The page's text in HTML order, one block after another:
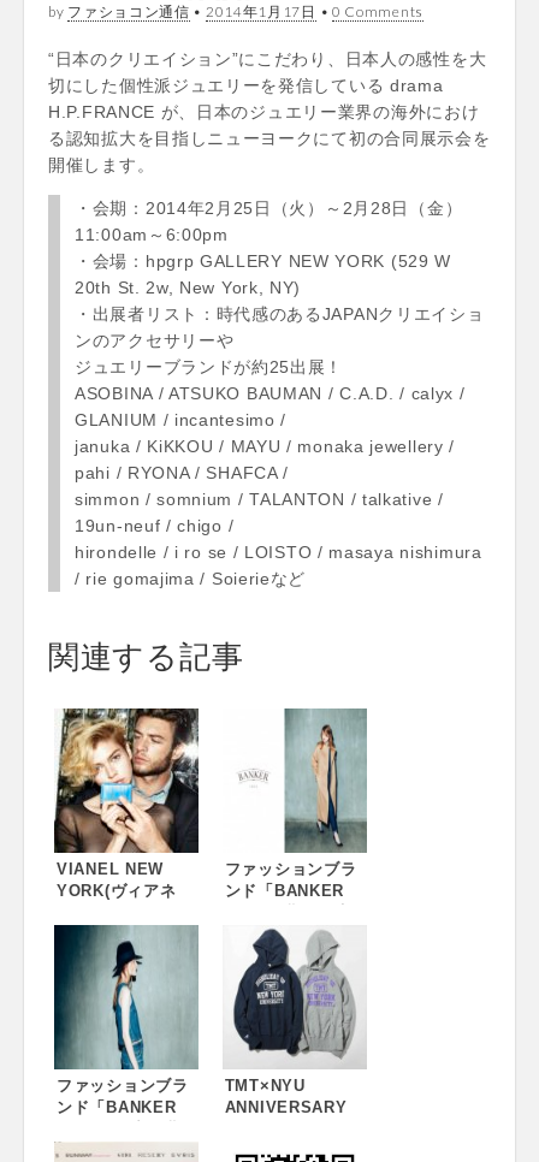
by ファショコン通信 • 2014年1月17日 • 0 Comments
“日本のクリエイション”にこだわり、日本人の感性を大
切にした個性派ジュエリーを発信している drama
H.P.FRANCE が、日本のジュエリー業界の海外におけ
る認知拡大を目指しニューヨークにて初の合同展示会を
開催します。
・会期：2014年2月25日（火）～2月28日（金）
11:00am～6:00pm
・会場：hpgrp GALLERY NEW YORK (529 W
20th St. 2w, New York, NY)
・出展者リスト：時代感のあるJAPANクリエイショ
ンのアクセサリーや
ジュエリーブランドが約25出展！
ASOBINA / ATSUKO BAUMAN / C.A.D. / calyx /
GLANIUM / incantesimo /
januka / KiKKOU / MAYU / monaka jewellery /
pahi / RYONA / SHAFCA /
simmon / somnium / TALANTON / talkative /
19un-neuf / chigo /
hirondelle / i ro se / LOISTO / masaya nishimura
/ rie gomajima / Soierieなど
関連する記事
VIANEL NEW
YORK(ヴィアネ
のポップアップス
トアが伊勢丹新宿
店で開催 VIANEL
NEW YORK POP
UP STORE at
ISETAN
SHINJUKU
ファッションブラ
ンド「BANKER
トア第3弾が玉川タ
カシマヤに ウィ
ンターコート先行
発売！11月11日
(水)から24日(火)ま
で ～“MADE IN
JAPAN”と“永遠の
デニム”にこだわっ
たファッション～
ファッションブラ
ンド「BANKER
限定ショップを西
TMT×NYU
ANNIVERSARY